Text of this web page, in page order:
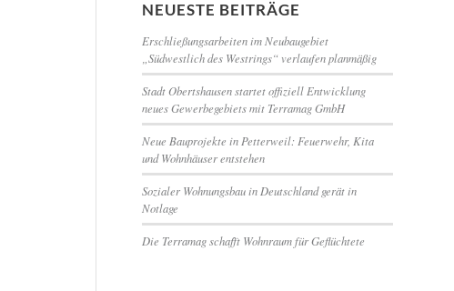
NEUESTE BEITRÄGE
Erschließungsarbeiten im Neubaugebiet
„Südwestlich des Westrings“ verlaufen planmäßig
Stadt Obertshausen startet offiziell Entwicklung
neues Gewerbegebiets mit Terramag GmbH
Neue Bauprojekte in Petterweil: Feuerwehr, Kita
und Wohnhäuser entstehen
Sozialer Wohnungsbau in Deutschland gerät in
Notlage
Die Terramag schafft Wohnraum für Geflüchtete